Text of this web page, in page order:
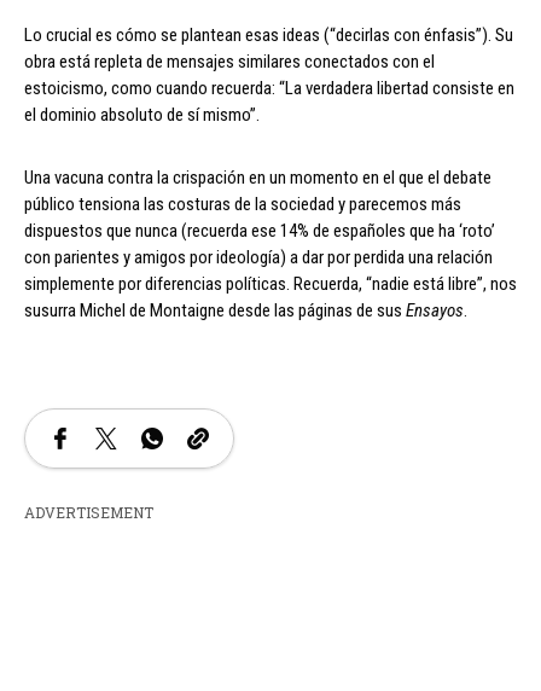
Lo crucial es cómo se plantean esas ideas (“decirlas con énfasis”). Su
obra está repleta de mensajes similares conectados con el
estoicismo, como cuando recuerda: “La verdadera libertad consiste en
el dominio absoluto de sí mismo”.
Una vacuna contra la crispación en un momento en el que el debate
público tensiona las costuras de la sociedad y parecemos más
dispuestos que nunca (recuerda ese 14% de españoles que ha ‘roto’
con parientes y amigos por ideología) a dar por perdida una relación
simplemente por diferencias políticas. Recuerda, “nadie está libre”, nos
susurra Michel de Montaigne desde las páginas de sus Ensayos.
ADVERTISEMENT